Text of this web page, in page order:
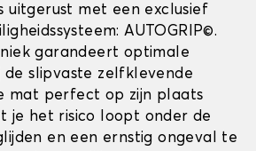
uitgerust met een exclusief
AUTOGRIP©.
garandeert optimale
de slipvaste zelfklevende
mat perfect op zijn plaats
je het risico loopt onder de
en een ernstig ongeval te